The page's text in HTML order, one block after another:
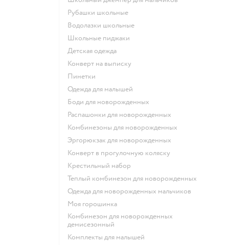
Рубашки школьные
Водолазки школьные
Школьные пиджаки
Детская одежда
Конверт на выписку
Пинетки
Одежда для малышей
Боди для новорожденных
Распашонки для новорожденных
Комбинезоны для новорожденных
Эргорюкзак для новорожденных
Конверт в прогулочную коляску
Крестильный набор
Теплый комбинезон для новорожденных
Одежда для новорожденных мальчиков
Моя горошинка
Комбинезон для новорожденных
демисезонный
Комплекты для малышей